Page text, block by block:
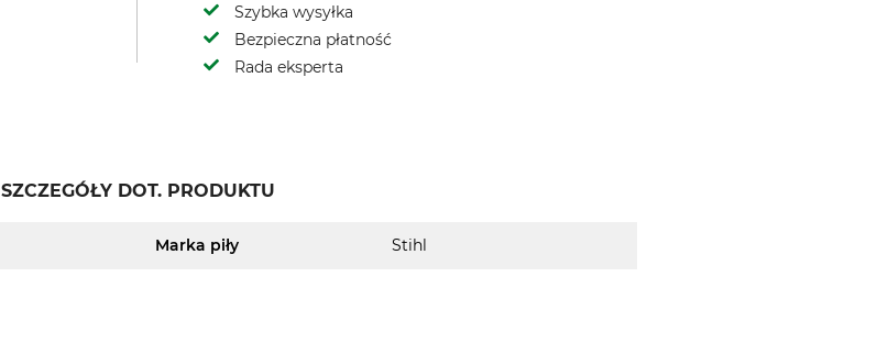
Szybka wysyłka
Bezpieczna płatność
Rada eksperta
SZCZEGÓŁY DOT. PRODUKTU
Marka piły Stihl